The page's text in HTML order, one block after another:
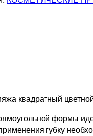
квадратный
формы
губку